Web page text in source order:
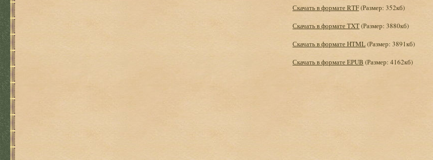
Скачать в формате RTF(Размер: 352кб)
Скачать в формате TXT(Размер: 3880кб)
Скачать в формате HTML(Размер: 3891кб)
Скачать в формате EPUB (Размер: 4162кб)